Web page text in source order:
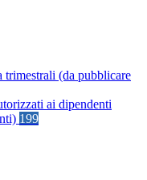
trimestrali (da pubblicare
ai dipendenti
199